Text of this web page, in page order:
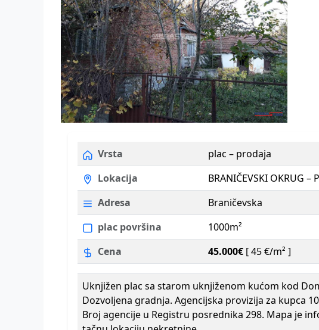
Vrsta
plac – prodaja
Lokacija
BRANIČEVSKI OKRUG
Adresa
Braničevska
plac površina
1000m²
Cena
45.000€ [ 45 €/m² ]
Uknjižen plac sa starom uknjiženom kućom kod
Dozvoljena gradnja. Agencijska provizija za kupca
Broj agencije u Registru posrednika 298. Mapa je